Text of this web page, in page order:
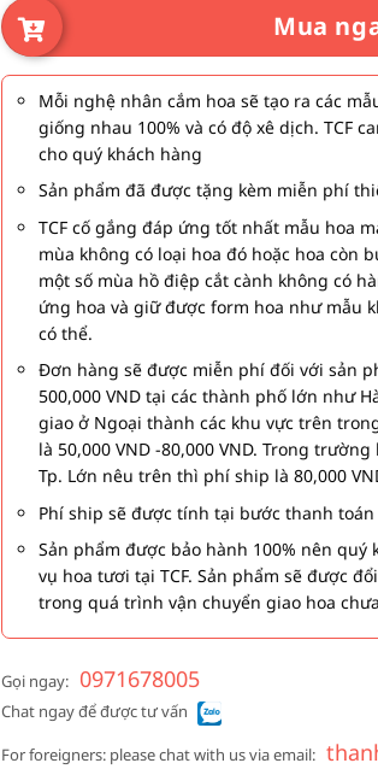
Mua
Mỗi nghệ nhân cắm hoa sẽ tạo ra các
giống nhau 100% và có độ xê dịch. TCF
cho quý khách hàng
Sản phẩm đã được tặng kèm miễn phí
TCF cố gắng đáp ứng tốt nhất mẫu hoa
mùa không có loại hoa đó hoặc hoa còn
một số mùa hồ điệp cắt cành không có
ứng hoa và giữ được form hoa như mẫu
có thể.
Đơn hàng sẽ được miễn phí đối với sản
500,000 VND tại các thành phố lớn như
giao ở Ngoại thành các khu vực trên
là 50,000 VND -80,000 VND. Trong
Tp. Lớn nêu trên thì phí ship là 80,000
Phí ship sẽ được tính tại bước thanh
Sản phẩm được bảo hành 100% nên quý
vụ hoa tươi tại TCF. Sản phẩm sẽ được
trong quá trình vận chuyển giao hoa
Gọi ngay: 0971678005
Chat ngay để được tư vấn
For foreigners: please chat with us via email: